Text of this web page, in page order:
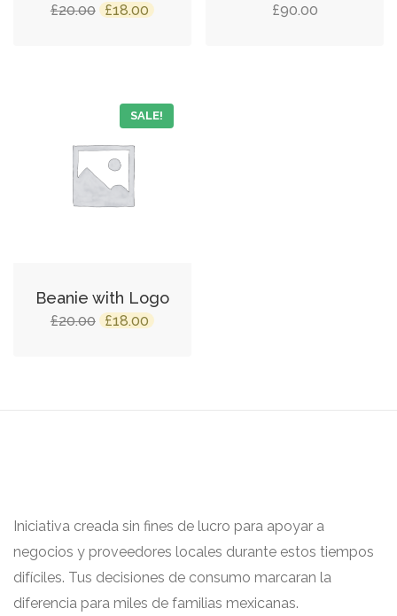
£20.00 £18.00 £90.00
SALE!
Beanie with Logo
£20.00 £18.00
Iniciativa creada sin fines de lucro para apoyar a
negocios y proveedores locales durante estos tiempos
difíciles. Tus decisiones de consumo marcaran la
diferencia para miles de familias mexicanas.